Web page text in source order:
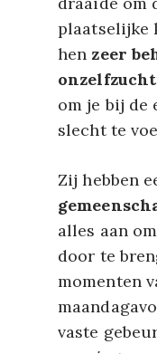
plaatselijke
hen zeer
om je bij de
slecht te
Zij hebben
alles aan
door te
momenten
vaste